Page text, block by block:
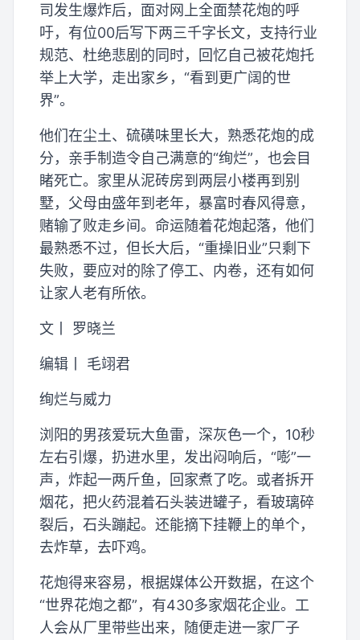
司发生爆炸后，面对网上全面禁花炮的呼
吁，有位00后写下两三千字长文，支持行业
规范、杜绝悲剧的同时，回忆自己被花炮托
举上大学，走出家乡，“看到更广阔的世
界”。
他们在尘土、硫磺味里长大，熟悉花炮的成
分，亲手制造令自己满意的“绚烂”，也会目
睹死亡。家里从泥砖房到两层小楼再到别
墅，父母由盛年到老年，暴富时春风得意，
赌输了败走乡间。命运随着花炮起落，他们
最熟悉不过，但长大后，“重操旧业”只剩下
失败，要应对的除了停工、内卷，还有如何
让家人老有所依。
文丨 罗晓兰
编辑丨 毛翊君
绚烂与威力
浏阳的男孩爱玩大鱼雷，深灰色一个，10秒
左右引爆，扔进水里，发出闷响后，“嘭”一
声，炸起一两斤鱼，回家煮了吃。或者拆开
烟花，把火药混着石头装进罐子，看玻璃碎
裂后，石头蹦起。还能摘下挂鞭上的单个，
去炸草，去吓鸡。
花炮得来容易，根据媒体公开数据，在这个
“世界花炮之都”，有430多家烟花企业。工
人会从厂里带些出来，随便走进一家厂子